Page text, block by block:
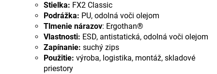
Stielka: FX2 Classic
Podrážka: PU, odolná voči olejom
Tlmenie nárazov: Ergothan®
Vlastnosti: ESD, antistatická, odolná voči olejom
Zapínanie: suchý zips
Použitie: výroba, logistika, montáž, skladové
priestory